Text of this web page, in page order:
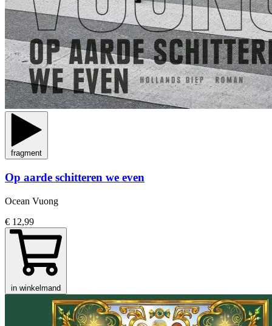
fragment
Op aarde schitteren we even
Ocean Vuong
€ 12,99
in winkelmand